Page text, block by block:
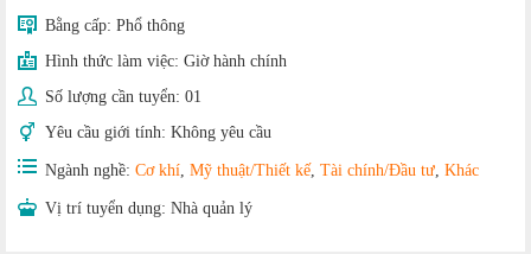
Bằng cấp: Phổ thông
Hình thức làm việc: Giờ hành chính
Số lượng cần tuyển: 01
Yêu cầu giới tính: Không yêu cầu
Ngành nghề: Cơ khí, Mỹ thuật/Thiết kế, Tài chính/Đầu tư, Khác
Vị trí tuyển dụng: Nhà quản lý